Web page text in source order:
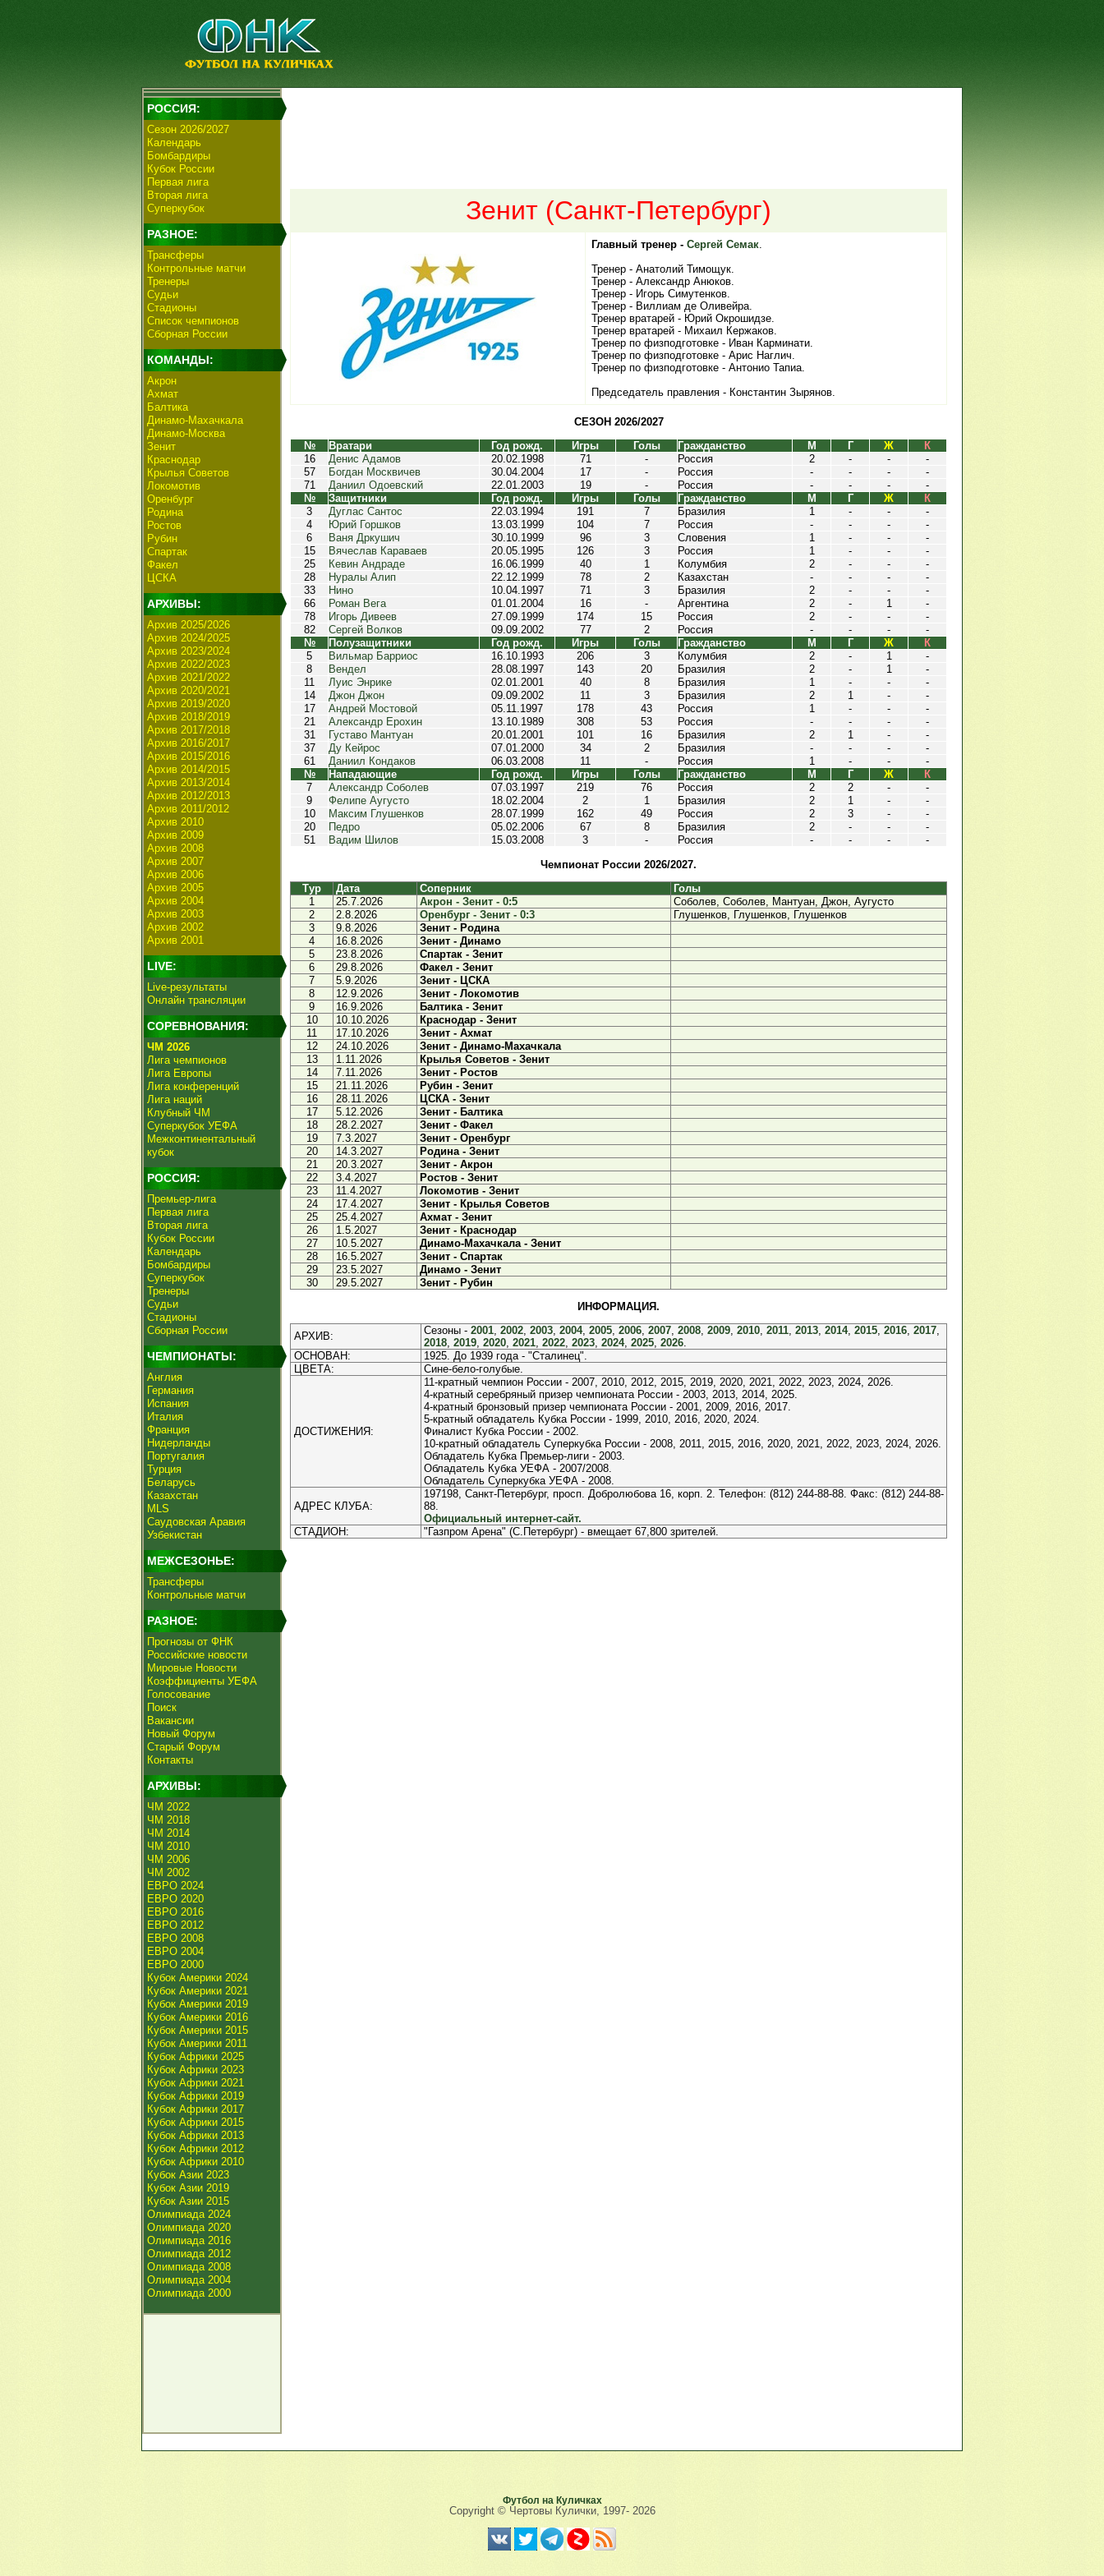
РОССИЯ:
Сезон 2026/2027
Календарь
Бомбардиры
Кубок России
Первая лига
Вторая лига
Суперкубок
РАЗНОЕ:
Трансферы
Контрольные матчи
Тренеры
Судьи
Стадионы
Список чемпионов
Сборная России
КОМАНДЫ:
Акрон
Ахмат
Балтика
Динамо-Махачкала
Динамо-Москва
Зенит
Краснодар
Крылья Советов
Локомотив
Оренбург
Родина
Ростов
Рубин
Спартак
Факел
ЦСКА
АРХИВЫ:
Архив 2025/2026
Архив 2024/2025
Архив 2023/2024
Архив 2022/2023
Архив 2021/2022
Архив 2020/2021
Архив 2019/2020
Архив 2018/2019
Архив 2017/2018
Архив 2016/2017
Архив 2015/2016
Архив 2014/2015
Архив 2013/2014
Архив 2012/2013
Архив 2011/2012
Архив 2010
Архив 2009
Архив 2008
Архив 2007
Архив 2006
Архив 2005
Архив 2004
Архив 2003
Архив 2002
Архив 2001
LIVE:
Live-результаты
Онлайн трансляции
СОРЕВНОВАНИЯ:
ЧМ 2026
Лига чемпионов
Лига Европы
Лига конференций
Лига наций
Клубный ЧМ
Суперкубок УЕФА
Межконтинентальный
кубок
РОССИЯ:
Премьер-лига
Первая лига
Вторая лига
Кубок России
Календарь
Бомбардиры
Суперкубок
Тренеры
Судьи
Стадионы
Сборная России
ЧЕМПИОНАТЫ:
Англия
Германия
Испания
Италия
Франция
Нидерланды
Португалия
Турция
Беларусь
Казахстан
MLS
Саудовская Аравия
Узбекистан
МЕЖСЕЗОНЬЕ:
Трансферы
Контрольные матчи
РАЗНОЕ:
Прогнозы от ФНК
Российские новости
Мировые Новости
Коэффициенты УЕФА
Голосование
Поиск
Вакансии
Новый Форум
Старый Форум
Контакты
АРХИВЫ:
ЧМ 2022
ЧМ 2018
ЧМ 2014
ЧМ 2010
ЧМ 2006
ЧМ 2002
ЕВРО 2024
ЕВРО 2020
ЕВРО 2016
ЕВРО 2012
ЕВРО 2008
ЕВРО 2004
ЕВРО 2000
Кубок Америки 2024
Кубок Америки 2021
Кубок Америки 2019
Кубок Америки 2016
Кубок Америки 2015
Кубок Америки 2011
Кубок Африки 2025
Кубок Африки 2023
Кубок Африки 2021
Кубок Африки 2019
Кубок Африки 2017
Кубок Африки 2015
Кубок Африки 2013
Кубок Африки 2012
Кубок Африки 2010
Кубок Азии 2023
Кубок Азии 2019
Кубок Азии 2015
Олимпиада 2024
Олимпиада 2020
Олимпиада 2016
Олимпиада 2012
Олимпиада 2008
Олимпиада 2004
Олимпиада 2000
Зенит (Санкт-Петербург)
Главный тренер - Сергей Семак.
Тренер - Анатолий Тимощук.
Тренер - Александр Анюков.
Тренер - Игорь Симутенков.
Тренер - Виллиам де Оливейра.
Тренер вратарей - Юрий Окрошидзе.
Тренер вратарей - Михаил Кержаков.
Тренер по физподготовке - Иван Карминати.
Тренер по физподготовке - Арис Наглич.
Тренер по физподготовке - Антонио Тапиа.
Председатель правления - Константин Зырянов.
СЕЗОН 2026/2027
№
Вратари Год рожд. Игры Голы Гражданство М Г Ж
К
16
Денис Адамов 20.02.1998 71 - Россия 2 - -
-
57
Богдан Москвичев 30.04.2004 17 - Россия - - -
-
71
Даниил Одоевский 22.01.2003 19 - Россия - - -
-
№
Защитники Год рожд. Игры Голы Гражданство М Г Ж
К
3
Дуглас Сантос 22.03.1994 191 7 Бразилия 1 - -
-
4
Юрий Горшков 13.03.1999 104 7 Россия - - -
-
6
Ваня Дркушич 30.10.1999 96 3 Словения 1 - -
-
15
Вячеслав Караваев 20.05.1995 126 3 Россия 1 - -
-
25
Кевин Андраде 16.06.1999 40 1 Колумбия 2 - -
-
28
Нуралы Алип 22.12.1999 78 2 Казахстан - - -
-
33
Нино 10.04.1997 71 3 Бразилия 2 - -
-
66
Роман Вега 01.01.2004 16 - Аргентина 2 - 1
-
78
Игорь Дивеев 27.09.1999 174 15 Россия 2 - -
-
82
Сергей Волков 09.09.2002 77 2 Россия - - -
-
№
Полузащитники Год рожд. Игры Голы Гражданство М Г Ж
К
5
Вильмар Барриос 16.10.1993 206 3 Колумбия 2 - 1
-
8
Вендел 28.08.1997 143 20 Бразилия 2 - 1
-
11
Луис Энрике 02.01.2001 40 8 Бразилия 1 - -
-
14
Джон Джон 09.09.2002 11 3 Бразилия 2 1 -
-
17
Андрей Мостовой 05.11.1997 178 43 Россия 1 - -
-
21
Александр Ерохин 13.10.1989 308 53 Россия - - -
-
31
Густаво Мантуан 20.01.2001 101 16 Бразилия 2 1 -
-
37
Ду Кейрос 07.01.2000 34 2 Бразилия - - -
-
61
Даниил Кондаков 06.03.2008 11 - Россия 1 - -
-
№
Нападающие Год рожд. Игры Голы Гражданство М Г Ж
К
7
Александр Соболев 07.03.1997 219 76 Россия 2 2 -
-
9
Фелипе Аугусто 18.02.2004 2 1 Бразилия 2 1 -
-
10
Максим Глушенков 28.07.1999 162 49 Россия 2 3 -
-
20
Педро 05.02.2006 67 8 Бразилия 2 - -
-
51
Вадим Шилов 15.03.2008 3 - Россия - - -
-
Чемпионат России 2026/2027.
Тур
Дата Соперник
Голы
1
25.7.2026 Акрон - Зенит - 0:5
Соболев, Соболев, Мантуан, Джон, Аугусто
2
2.8.2026 Оренбург - Зенит - 0:3
Глушенков, Глушенков, Глушенков
3
9.8.2026
Зенит - Родина
4
16.8.2026
Зенит - Динамо
5
23.8.2026
Спартак - Зенит
6
29.8.2026
Факел - Зенит
7
5.9.2026
Зенит - ЦСКА
8
12.9.2026
Зенит - Локомотив
9
16.9.2026
Балтика - Зенит
10
10.10.2026
Краснодар - Зенит
11
17.10.2026
Зенит - Ахмат
12
24.10.2026
Зенит - Динамо-Махачкала
13
1.11.2026
Крылья Советов - Зенит
14
7.11.2026
Зенит - Ростов
15
21.11.2026
Рубин - Зенит
16
28.11.2026
ЦСКА - Зенит
17
5.12.2026
Зенит - Балтика
18
28.2.2027
Зенит - Факел
19
7.3.2027
Зенит - Оренбург
20
14.3.2027
Родина - Зенит
21
20.3.2027
Зенит - Акрон
22
3.4.2027
Ростов - Зенит
23
11.4.2027
Локомотив - Зенит
24
17.4.2027
Зенит - Крылья Советов
25
25.4.2027
Ахмат - Зенит
26
1.5.2027
Зенит - Краснодар
27
10.5.2027
Динамо-Махачкала - Зенит
28
16.5.2027
Зенит - Спартак
29
23.5.2027
Динамо - Зенит
30
29.5.2027
Зенит - Рубин
ИНФОРМАЦИЯ.
АРХИВ: Сезоны - 2001, 2002, 2003, 2004, 2005, 2006, 2007, 2008, 2009, 2010, 2011, 2013, 2014, 2015, 2016, 2017,
2018, 2019, 2020, 2021, 2022, 2023, 2024, 2025, 2026.
ОСНОВАН:
1925. До 1939 года - "Сталинец".
ЦВЕТА:
Сине-бело-голубые.
ДОСТИЖЕНИЯ:
11-кратный чемпион России - 2007, 2010, 2012, 2015, 2019, 2020, 2021, 2022, 2023, 2024, 2026.
4-кратный серебряный призер чемпионата России - 2003, 2013, 2014, 2025.
4-кратный бронзовый призер чемпионата России - 2001, 2009, 2016, 2017.
5-кратный обладатель Кубка России - 1999, 2010, 2016, 2020, 2024.
Финалист Кубка России - 2002.
10-кратный обладатель Суперкубка России - 2008, 2011, 2015, 2016, 2020, 2021, 2022, 2023, 2024, 2026.
Обладатель Кубка Премьер-лиги - 2003.
Обладатель Кубка УЕФА - 2007/2008.
Обладатель Суперкубка УЕФА - 2008.
АДРЕС КЛУБА:
197198, Санкт-Петербург, просп. Добролюбова 16, корп. 2. Телефон: (812) 244-88-88. Факс: (812) 244-88-
88.
Официальный интернет-сайт.
СТАДИОН:
"Газпром Арена" (С.Петербург) - вмещает 67,800 зрителей.
Футбол на Куличках
Copyright © Чертовы Кулички, 1997- 2026